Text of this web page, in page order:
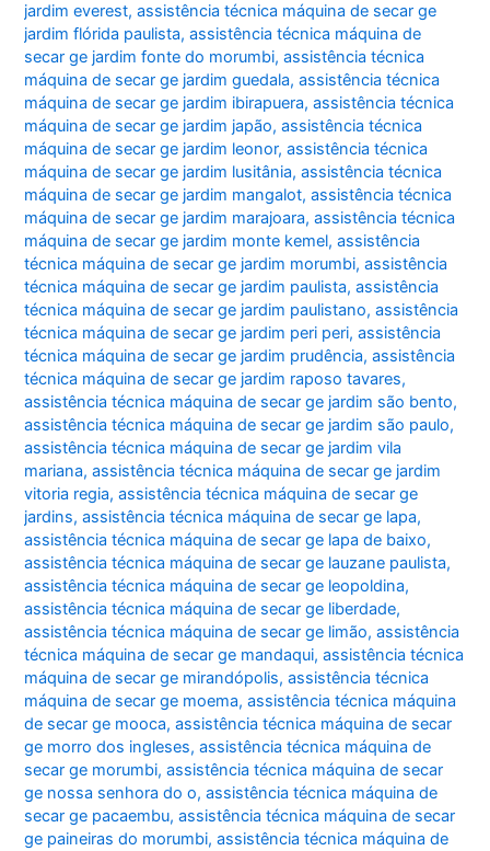
jardim everest,assistência técnica máquina de secar ge
jardim flórida paulista,assistência técnica máquina de
secar ge jardim fonte do morumbi,assistência técnica
máquina de secar ge jardim guedala,assistência técnica
máquina de secar ge jardim ibirapuera,assistência técnica
máquina de secar ge jardim japão,assistência técnica
máquina de secar ge jardim leonor,assistência técnica
máquina de secar ge jardim lusitânia,assistência técnica
máquina de secar ge jardim mangalot,assistência técnica
máquina de secar ge jardim marajoara,assistência técnica
máquina de secar ge jardim monte kemel,assistência
técnica máquina de secar ge jardim morumbi,assistência
técnica máquina de secar ge jardim paulista,assistência
técnica máquina de secar ge jardim paulistano,assistência
técnica máquina de secar ge jardim peri peri,assistência
técnica máquina de secar ge jardim prudência,assistência
técnica máquina de secar ge jardim raposo tavares,
assistência técnica máquina de secar ge jardim são bento,
assistência técnica máquina de secar ge jardim são paulo,
assistência técnica máquina de secar ge jardim vila
mariana,assistência técnica máquina de secar ge jardim
vitoria regia,assistência técnica máquina de secar ge
jardins,assistência técnica máquina de secar ge lapa,
assistência técnica máquina de secar ge lapa de baixo,
assistência técnica máquina de secar ge lauzane paulista,
assistência técnica máquina de secar ge leopoldina,
assistência técnica máquina de secar ge liberdade,
assistência técnica máquina de secar ge limão,assistência
técnica máquina de secar ge mandaqui,assistência técnica
máquina de secar ge mirandópolis,assistência técnica
máquina de secar ge moema,assistência técnica máquina
de secar ge mooca,assistência técnica máquina de secar
ge morro dos ingleses,assistência técnica máquina de
secar ge morumbi,assistência técnica máquina de secar
ge nossa senhora do o,assistência técnica máquina de
secar ge pacaembu,assistência técnica máquina de secar
ge paineiras do morumbi,assistência técnica máquina de